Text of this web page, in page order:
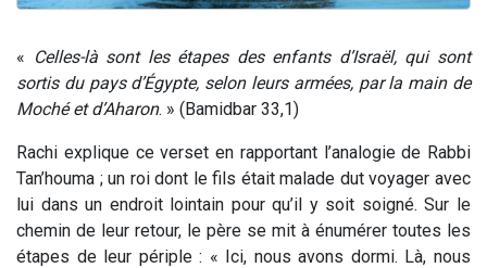
« Celles-là sont les étapes des enfants d’Israël, qui sont
sortis du pays d’Égypte, selon leurs armées, par la main de
Moché et d’Aharon. » (Bamidbar 33,1)
Rachi explique ce verset en rapportant l’analogie de Rabbi
Tan’houma ; un roi dont le fils était malade dut voyager avec
lui dans un endroit lointain pour qu’il y soit soigné. Sur le
chemin de leur retour, le père se mit à énumérer toutes les
étapes de leur périple : « Ici, nous avons dormi. Là, nous